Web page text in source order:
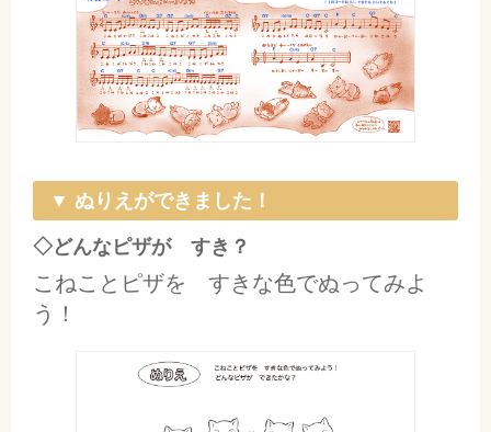
▼ ぬりえができました！
◇どんなピザが すき？
こねことピザを すきな色でぬってみよ
う！